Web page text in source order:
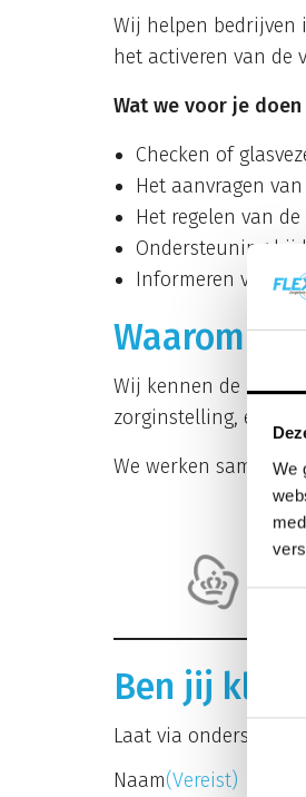
We
Wij helpen bedrijven
het activeren van de
Wat we voor je doen
Checken of
Het aanvragen
Het regelen van
Ondersteuning bij
Informeren van je
Waarom
Wij kennen de
zorginstelling, een
We werken samen
Ben jij
Laat via
Naam(Vereist)